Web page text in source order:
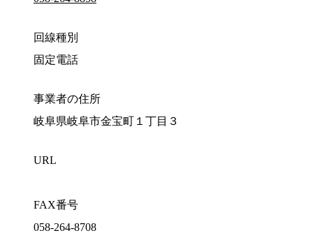
回線種別
固定電話
事業者の住所
岐阜県岐阜市金宝町１丁目３
URL
FAX番号
058-264-8708